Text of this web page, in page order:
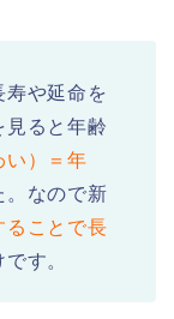
寿や延命を
見ると年齢
い）＝年
。なので新
ることで長
す。